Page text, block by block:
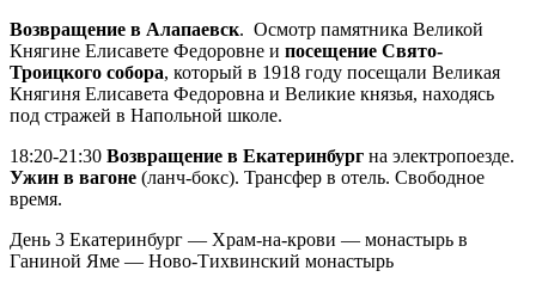
Возвращение в Алапаевск. Осмотр памятника Великой
Княгине Елисавете Федоровне и посещение Свято-
Троицкого собора, который в 1918 году посещали Великая
Княгиня Елисавета Федоровна и Великие князья, находясь
под стражей в Напольной школе.
18:20-21:30 Возвращение в Екатеринбург на электропоезде.
Ужин в вагоне (ланч-бокс). Трансфер в отель. Свободное
время.
День 3 Екатеринбург — Храм-на-крови — монастырь в
Ганиной Яме — Ново-Тихвинский монастырь